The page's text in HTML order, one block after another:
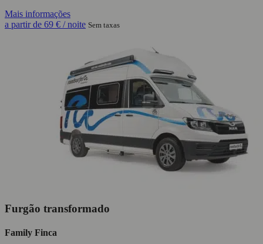
Mais informações
a partir de 69 € / noite Sem taxas
Furgão transformado
Family Finca